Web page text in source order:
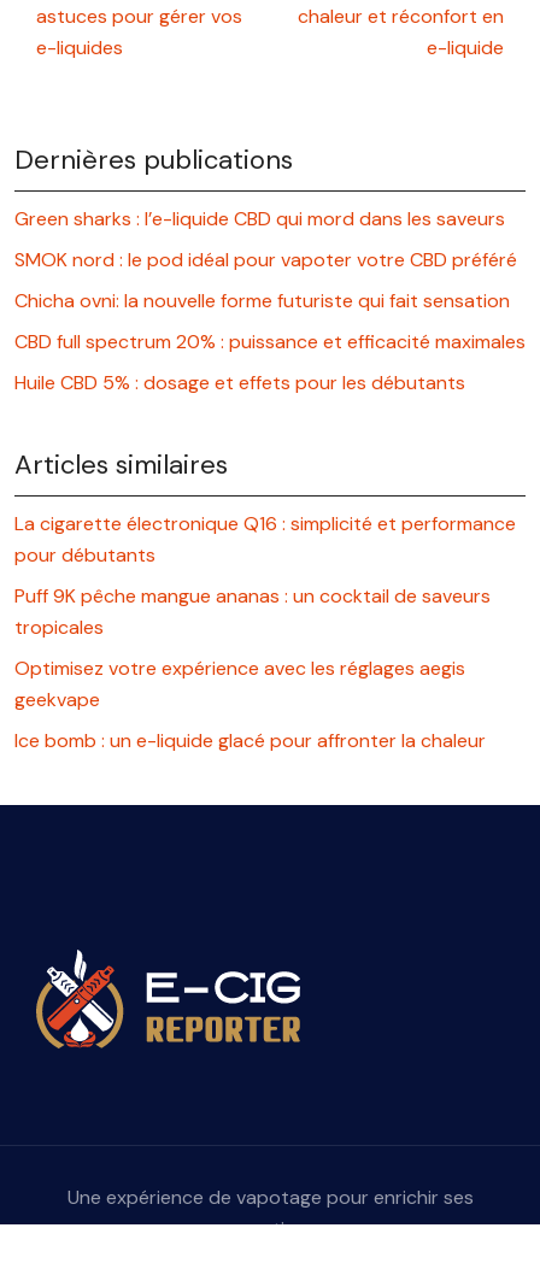
astuces pour gérer vos
e-liquides
chaleur et réconfort en
e-liquide
Dernières publications
Green sharks : l’e-liquide CBD qui mord dans les saveurs
SMOK nord : le pod idéal pour vapoter votre CBD préféré
Chicha ovni: la nouvelle forme futuriste qui fait sensation
CBD full spectrum 20% : puissance et efficacité maximales
Huile CBD 5% : dosage et effets pour les débutants
Articles similaires
La cigarette électronique Q16 : simplicité et performance
pour débutants
Puff 9K pêche mangue ananas : un cocktail de saveurs
tropicales
Optimisez votre expérience avec les réglages aegis
geekvape
Ice bomb : un e-liquide glacé pour affronter la chaleur
Une expérience de vapotage pour enrichir ses
sensations.